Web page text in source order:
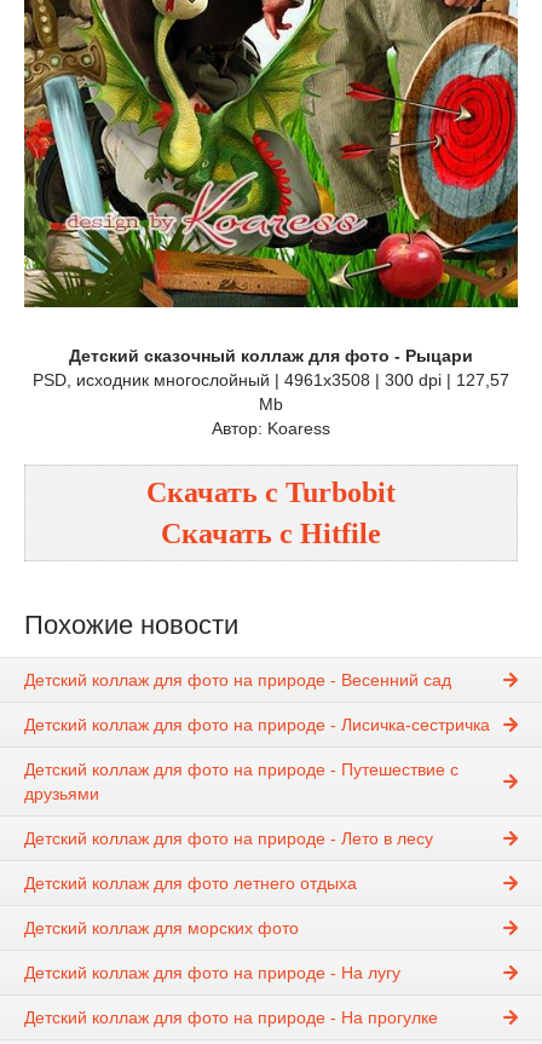
Детский сказочный коллаж для фото - Рыцари
PSD, исходник многослойный | 4961x3508 | 300 dpi | 127,57
Mb
Автор: Koaress
Скачать с Turbobit
Скачать с Hitfile
Похожие новости
Детский коллаж для фото на природе - Весенний сад
Детский коллаж для фото на природе - Лисичка-сестричка
Детский коллаж для фото на природе - Путешествие с
друзьями
Детский коллаж для фото на природе - Лето в лесу
Детский коллаж для фото летнего отдыха
Детский коллаж для морских фото
Детский коллаж для фото на природе - На лугу
Детский коллаж для фото на природе - На прогулке